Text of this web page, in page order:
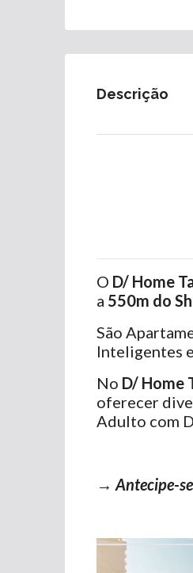
Descrição
O D/ Home
a 550m do
São
Inteligentes
No D/ Home
oferecer
Adulto com
→ Antecipe-